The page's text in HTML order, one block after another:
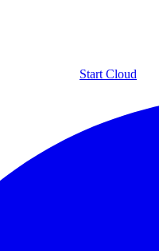
Start Cloud